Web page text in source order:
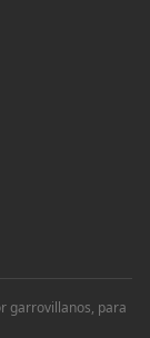
garrovillanos, para